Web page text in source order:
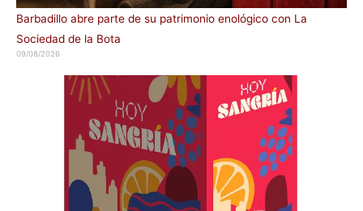
Barbadillo abre parte de su patrimonio enológico con La
Sociedad de la Bota
09/08/2026